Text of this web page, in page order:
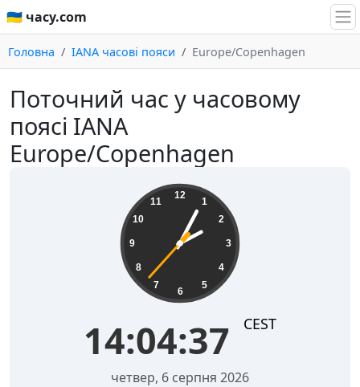
🇺🇦 часу.com
Головна IANA часові пояси Europe/Copenhagen
Поточний час у часовому
поясі IANA
Europe/Copenhagen
12
1
2
3
4
5
6
7
8
9
10
11
14:04:37 CEST
четвер, 6 серпня 2026